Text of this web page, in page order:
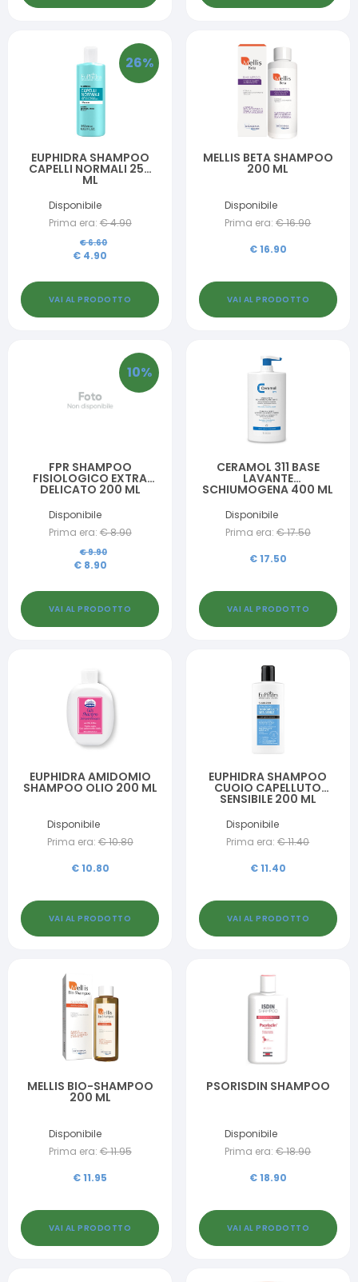
26%
EUPHIDRA SHAMPOO
CAPELLI NORMALI 250
ML
Disponibile
Prima era: €4.90
€6.60
€ 4.90
VAI AL PRODOTTO
MELLIS BETA SHAMPOO
200 ML
Disponibile
Prima era: €16.90
€16.90
VAI AL PRODOTTO
10%
FPR SHAMPOO
FISIOLOGICO EXTRA
DELICATO 200 ML
Disponibile
Prima era: €8.90
€9.90
€ 8.90
VAI AL PRODOTTO
CERAMOL 311 BASE
LAVANTE
SCHIUMOGENA 400 ML
Disponibile
Prima era: €17.50
€17.50
VAI AL PRODOTTO
EUPHIDRA AMIDOMIO
SHAMPOO OLIO 200 ML
Disponibile
Prima era: €10.80
€10.80
VAI AL PRODOTTO
EUPHIDRA SHAMPOO
CUOIO CAPELLUTO
SENSIBILE 200 ML
Disponibile
Prima era: €11.40
€11.40
VAI AL PRODOTTO
MELLIS BIO-SHAMPOO
200 ML
Disponibile
Prima era: €11.95
€11.95
VAI AL PRODOTTO
PSORISDIN SHAMPOO
Disponibile
Prima era: €18.90
€18.90
VAI AL PRODOTTO